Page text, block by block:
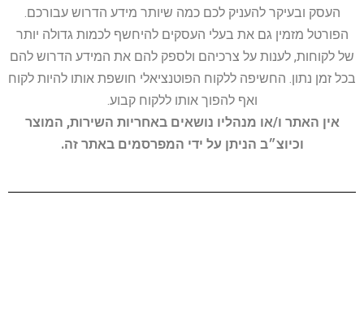
העסק ובעיקר להעניק לכם כמה שיותר מידע הדרוש עבורכם.
הפורטל מזמין גם את בעלי העסקים להיחשף לכמות גדולה יותר
של לקוחות, לענות על צרכיהם ולספק להם את המידע הדרוש להם
בכל זמן נתון. החשיפה ללקוח הפוטנציאלי חושפת אותו להיות לקוח
ואף להפוך אותו ללקוח קבוע.
אין האתר ו/או מנהליו נושאים באחריות השירות, המוצר
וכיוצ״ב הניתן על ידי המפרסמים באתר זה.